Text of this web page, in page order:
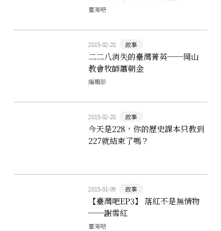
臺灣吧
2015-02-28 故事
二二八消失的臺灣菁英──岡山
教會牧師蕭朝金
編輯部
2015-02-28 故事
今天是228，你的歷史課本只教到
227就結束了嗎？
2015-01-09 故事
【臺灣吧EP3】 落紅不是無情物
──謝雪紅
臺灣吧